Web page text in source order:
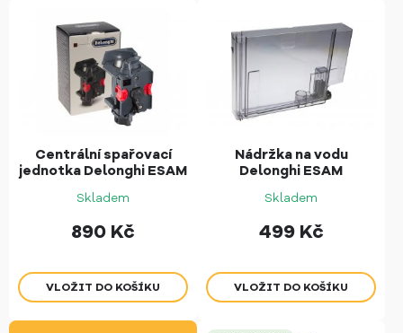
Centrální spařovací
jednotka Delonghi ESAM
Skladem
890 Kč
Nádržka na vodu
Delonghi ESAM
Skladem
499 Kč